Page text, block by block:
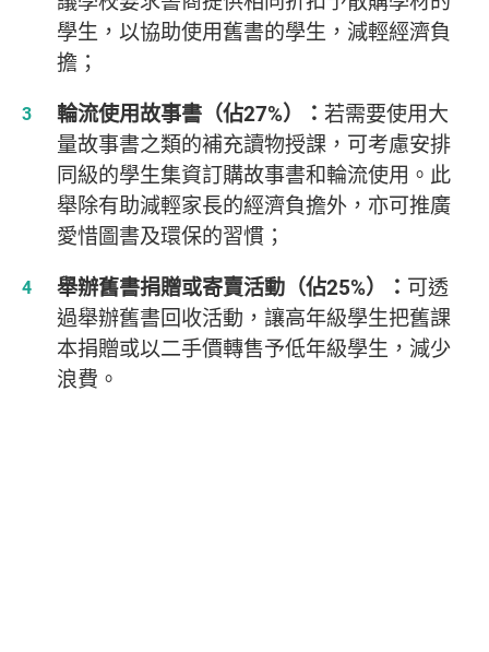
學生，以協助使用舊書的學生，減輕經濟負
擔；
輪流使用故事書（佔27%）： 若需要使用大
量故事書之類的補充讀物授課，可考慮安排
同級的學生集資訂購故事書和輪流使用。此
舉除有助減輕家長的經濟負擔外，亦可推廣
愛惜圖書及環保的習慣；
舉辦舊書捐贈或寄賣活動（佔25%）： 可透
過舉辦舊書回收活動，讓高年級學生把舊課
本捐贈或以二手價轉售予低年級學生，減少
浪費。